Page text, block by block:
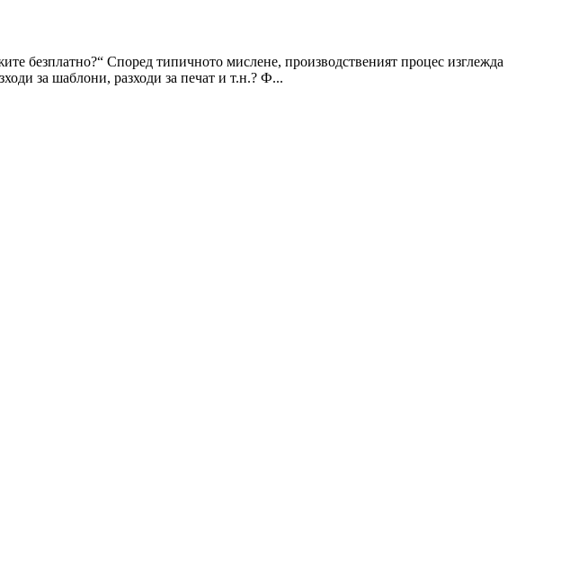
безплатно?“ Според типичното мислене, производственият процес изглежда
за шаблони, разходи за печат и т.н.? Ф...